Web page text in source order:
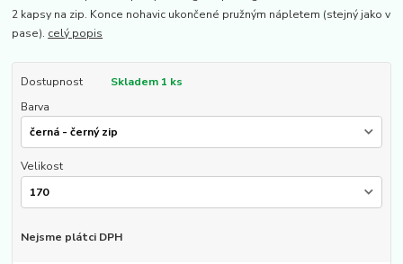
2 kapsy na zip. Konce nohavic ukončené pružným nápletem (stejný jako v
pase). celý popis
Dostupnost
Skladem 1 ks
Barva
Velikost
Nejsme plátci DPH